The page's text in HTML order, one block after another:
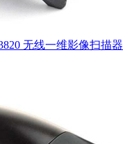
无线一维影像扫描器